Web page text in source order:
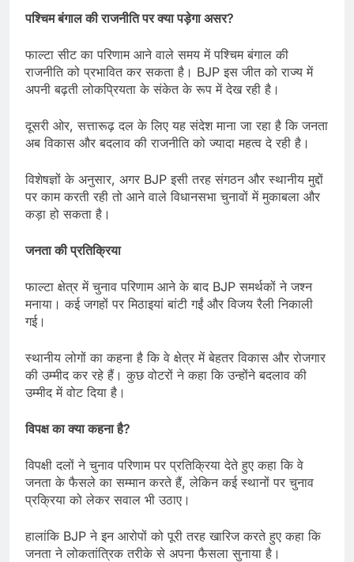
पश्चिम बंगाल की राजनीति पर क्या पड़ेगा असर?
फाल्टा सीट का परिणाम आने वाले समय में पश्चिम बंगाल की
राजनीति को प्रभावित कर सकता है। BJP इस जीत को राज्य में
अपनी बढ़ती लोकप्रियता के संकेत के रूप में देख रही है।
दूसरी ओर, सत्तारूढ़ दल के लिए यह संदेश माना जा रहा है कि जनता
अब विकास और बदलाव की राजनीति को ज्यादा महत्व दे रही है।
विशेषज्ञों के अनुसार, अगर BJP इसी तरह संगठन और स्थानीय मुद्दों
पर काम करती रही तो आने वाले विधानसभा चुनावों में मुकाबला और
कड़ा हो सकता है।
जनता की प्रतिक्रिया
फाल्टा क्षेत्र में चुनाव परिणाम आने के बाद BJP समर्थकों ने जश्न
मनाया। कई जगहों पर मिठाइयां बांटी गईं और विजय रैली निकाली
गई।
स्थानीय लोगों का कहना है कि वे क्षेत्र में बेहतर विकास और रोजगार
की उम्मीद कर रहे हैं। कुछ वोटरों ने कहा कि उन्होंने बदलाव की
उम्मीद में वोट दिया है।
विपक्ष का क्या कहना है?
विपक्षी दलों ने चुनाव परिणाम पर प्रतिक्रिया देते हुए कहा कि वे
जनता के फैसले का सम्मान करते हैं, लेकिन कई स्थानों पर चुनाव
प्रक्रिया को लेकर सवाल भी उठाए।
हालांकि BJP ने इन आरोपों को पूरी तरह खारिज करते हुए कहा कि
जनता ने लोकतांत्रिक तरीके से अपना फैसला सुनाया है।